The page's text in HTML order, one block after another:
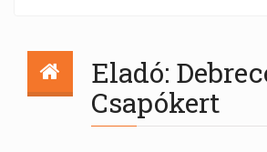
Eladó:
Csapókert